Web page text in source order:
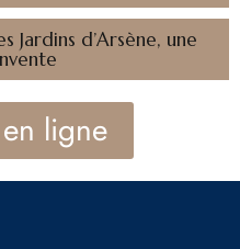
Jardins d’Arsène, une
ligne